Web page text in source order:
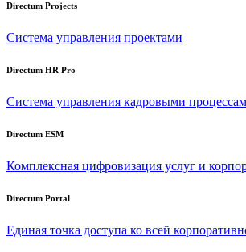
Directum Projects
Система управления проектами
Directum HR Pro
Система управления кадровыми
Directum ESM
Комплексная цифровизация услуг и
Directum Portal
Единая точка доступа ко всей